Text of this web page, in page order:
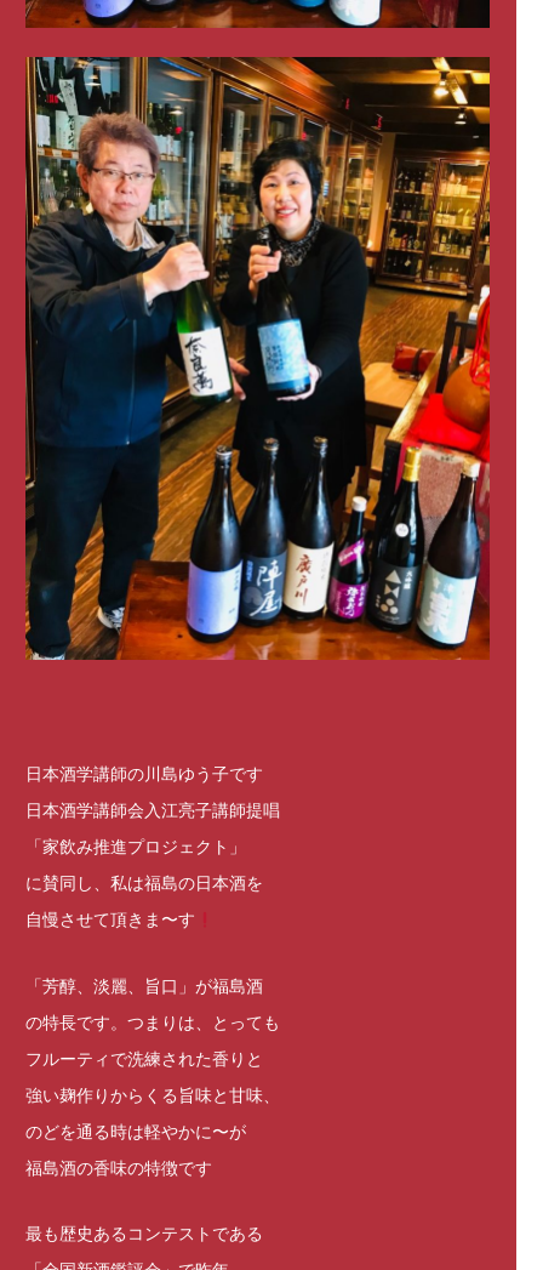
日本酒学講師の川島ゆう子です
日本酒学講師会入江亮子講師提唱
「家飲み推進プロジェクト」
に賛同し、私は福島の日本酒を
自慢させて頂きま〜す
「芳醇、淡麗、旨口」が福島酒
の特長です。つまりは、とっても
フルーティで洗練された香りと
強い麹作りからくる旨味と甘味、
のどを通る時は軽やかに〜が
福島酒の香味の特徴です
最も歴史あるコンテストである